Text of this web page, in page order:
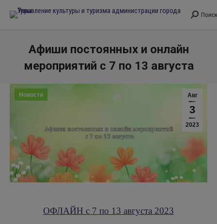
Поиск:
Поиск
Афиши постоянных и онлайн
мероприятий с 7 по 13 августа
Авг
3
2023
Новости
ОФЛАЙН с 7 по 13 августа 2023